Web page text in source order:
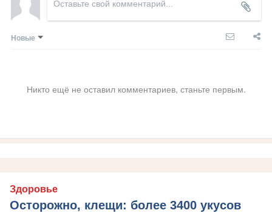
Новые
Никто ещё не оставил комментариев, станьте первым.
Здоровье
Осторожно, клещи: более 3400 укусов